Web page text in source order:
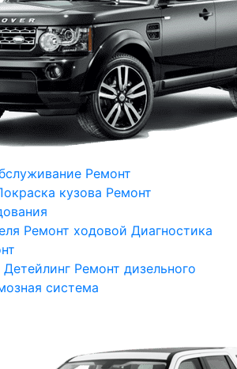
Ремонт
кузова Ремонт
Ремонт ходовой Диагностика
Детейлинг Ремонт дизельного
система